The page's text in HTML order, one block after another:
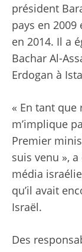
président
pays en
en 2014. Il a
Bachar Al-
Erdogan à
« En tant que
m’implique
Premier
suis venu »,
média
qu’il avait
Israël.
Des